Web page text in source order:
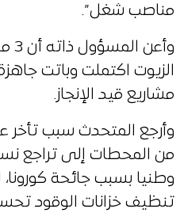
مناصب شغل”.
مشاريع قيد الإنجاز.
وأرجع المتحدث سبب تأخر
من المحطات إلى تراجع
وطنيا بسبب جائحة كورونا،
تنظيف خزانات الوقود